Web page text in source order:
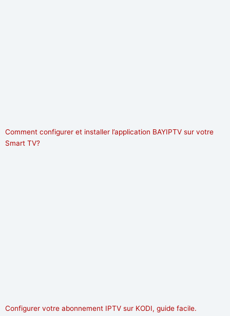
Comment configurer et installer l’application BAYIPTV sur votre
Smart TV?
Configurer votre abonnement IPTV sur KODI, guide facile.